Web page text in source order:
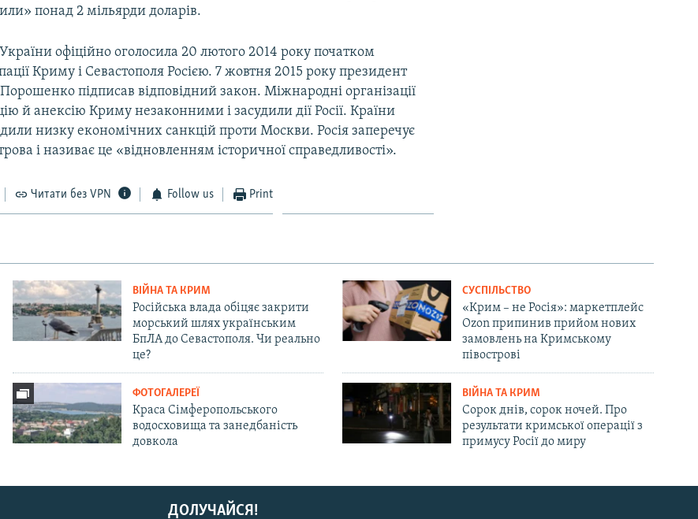
понад 2 мільярди доларів.
офіційно оголосила 20 лютого 2014 року початком
Криму і Севастополя Росією. 7 жовтня 2015 року президент
підписав відповідний закон. Міжнародні організації
й анексію Криму незаконними і засудили дії Росії. Країни
низку економічних санкцій проти Москви. Росія заперечує
і називає це «відновленням історичної справедливості».
Читати без VPN Follow us Print
ВІЙНА ТА КРИМ
Російська влада обіцяє закрити
морський шлях українським
БпЛА до Севастополя. Чи реально
це?
СУСПІЛЬСТВО
«Крим – не Росія»: маркетплейс
Ozon припинив прийом нових
замовлень на Кримському
півострові
ФОТОГАЛЕРЕЇ
Краса Сімферопольського
водосховища та занедбаність
довкола
ВІЙНА ТА КРИМ
Сорок днів, сорок ночей. Про
результати кримської операції з
примусу Росії до миру
ДОЛУЧАЙСЯ!